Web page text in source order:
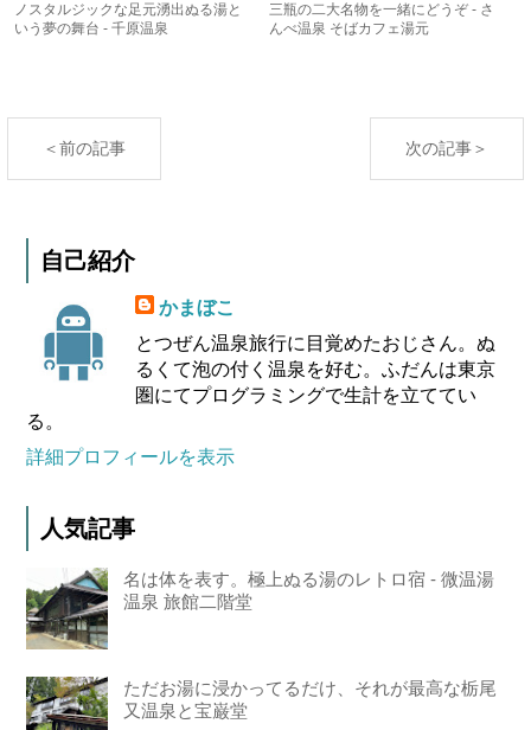
ノスタルジックな足元湧出ぬる湯と
いう夢の舞台 - 千原温泉
三瓶の二大名物を一緒にどうぞ - さ
んべ温泉 そばカフェ湯元
＜前の記事 次の記事＞
自己紹介
かまぼこ
とつぜん温泉旅行に目覚めたおじさん。ぬ
るくて泡の付く温泉を好む。ふだんは東京
圏にてプログラミングで生計を立ててい
る。
詳細プロフィールを表示
人気記事
名は体を表す。極上ぬる湯のレトロ宿 - 微温湯
温泉 旅館二階堂
ただお湯に浸かってるだけ、それが最高な栃尾
又温泉と宝巌堂